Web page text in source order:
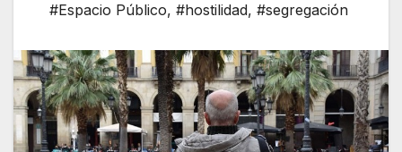
#Espacio Público, #hostilidad, #segregación